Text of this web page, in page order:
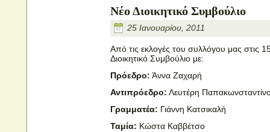
Νέο Διοικητικό Συμβούλιο
25 Ιανουαρίου, 2011
Από τις εκλογές του συλλόγου μας στις
Διοικητικό Συμβούλιο με:
Πρόεδρο: Άννα Ζαχαρή
Αντιπρόεδρο: Λευτέρη
Γραμματέα: Γιάννη Κατσικαλή
Ταμία: Κώστα Καββέτσο